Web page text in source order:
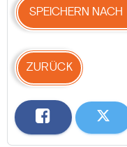
SPEICHERN NACH
ZURÜCK